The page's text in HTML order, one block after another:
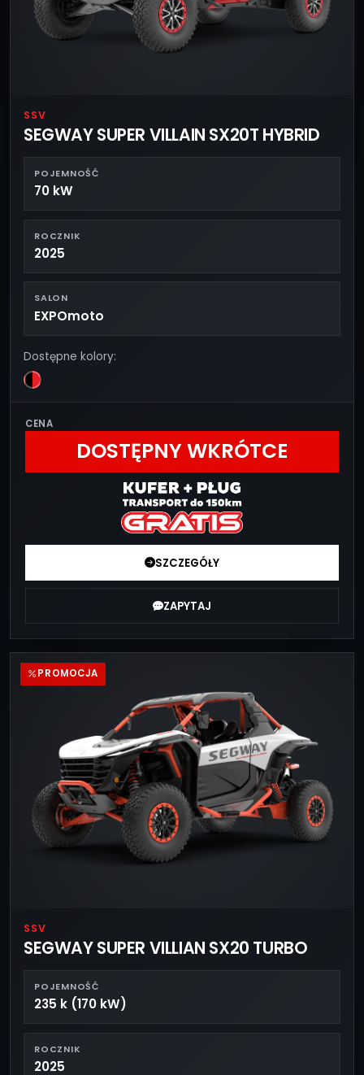
SSV
SEGWAY SUPER VILLAIN SX20T HYBRID
POJEMNOŚĆ
70 kW
ROCZNIK
2025
SALON
EXPOmoto
Dostępne kolory:
CENA
DOSTĘPNY WKRÓTCE
SZCZEGÓŁY
ZAPYTAJ
PROMOCJA
SSV
SEGWAY SUPER VILLIAN SX20 TURBO
POJEMNOŚĆ
235 k (170 kW)
ROCZNIK
2025